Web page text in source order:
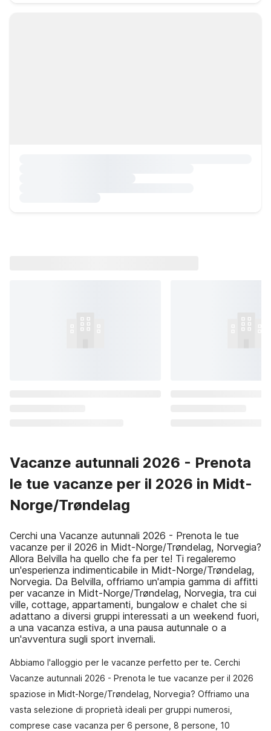
Vacanze autunnali 2026 - Prenota
le tue vacanze per il 2026 in Midt-
Norge/Trøndelag
Cerchi una Vacanze autunnali 2026 - Prenota le tue
vacanze per il 2026 in Midt-Norge/Trøndelag, Norvegia?
Allora Belvilla ha quello che fa per te! Ti regaleremo
un'esperienza indimenticabile in Midt-Norge/Trøndelag,
Norvegia. Da Belvilla, offriamo un'ampia gamma di affitti
per vacanze in Midt-Norge/Trøndelag, Norvegia, tra cui
ville, cottage, appartamenti, bungalow e chalet che si
adattano a diversi gruppi interessati a un weekend fuori,
a una vacanza estiva, a una pausa autunnale o a
un'avventura sugli sport invernali.
Abbiamo l'alloggio per le vacanze perfetto per te. Cerchi
Vacanze autunnali 2026 - Prenota le tue vacanze per il 2026
spaziose in Midt-Norge/Trøndelag, Norvegia? Offriamo una
vasta selezione di proprietà ideali per gruppi numerosi,
comprese case vacanza per 6 persone, 8 persone, 10